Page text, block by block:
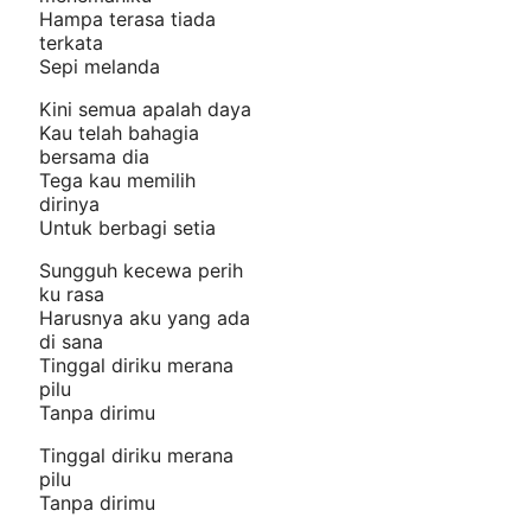
Hampa terasa tiada
terkata
Sepi melanda
Kini semua apalah daya
Kau telah bahagia
bersama dia
Tega kau memilih
dirinya
Untuk berbagi setia
Sungguh kecewa perih
ku rasa
Harusnya aku yang ada
di sana
Tinggal diriku merana
pilu
Tanpa dirimu
Tinggal diriku merana
pilu
Tanpa dirimu